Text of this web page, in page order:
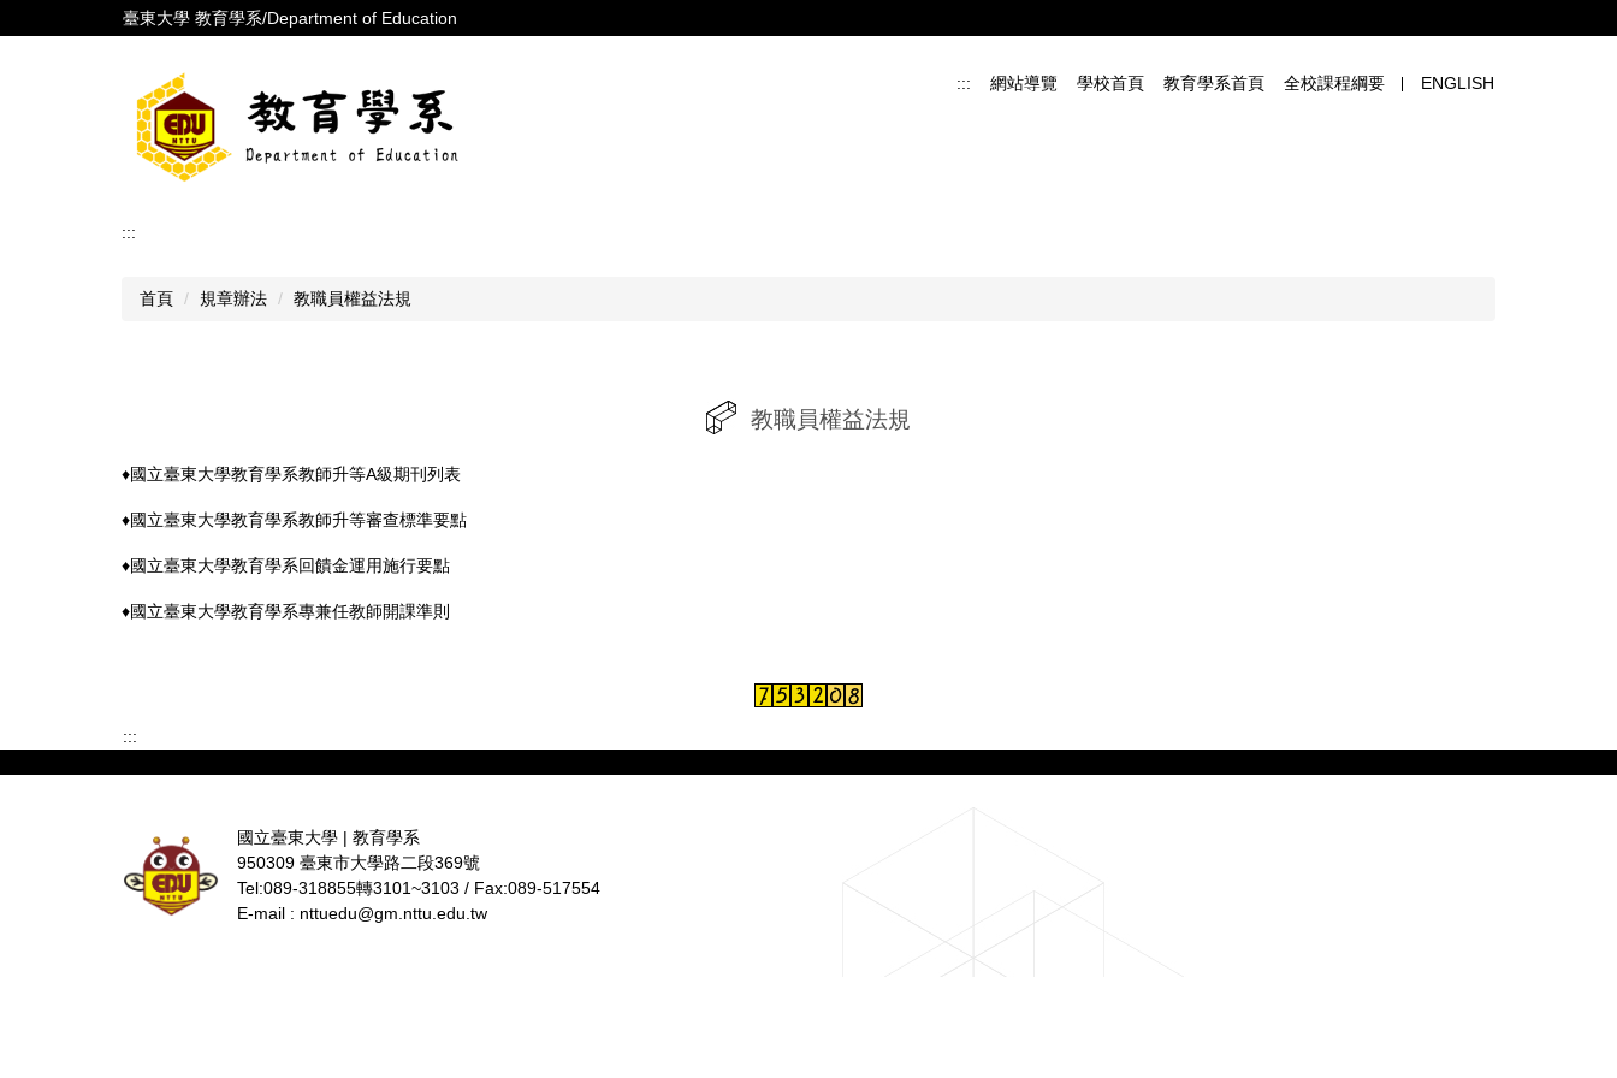
到
臺東大學 教育學系/Department of Education
::: 網站導覽 學校首頁 教育學系首頁 全校課程綱要 ENGLISH
:::
首頁 規章辦法 教職員權益法規
教職員權益法規
♦國立臺東大學教育學系教師升等A級期刊列表
♦國立臺東大學教育學系教師升等審查標準要點
♦國立臺東大學教育學系回饋金運用施行要點
♦國立臺東大學教育學系專兼任教師開課準則
:::
國立臺東大學 | 教育學系
950309 臺東市大學路二段369號
Tel:089-318855轉3101~3103 / Fax:089-517554
E-mail : nttuedu@gm.nttu.edu.tw